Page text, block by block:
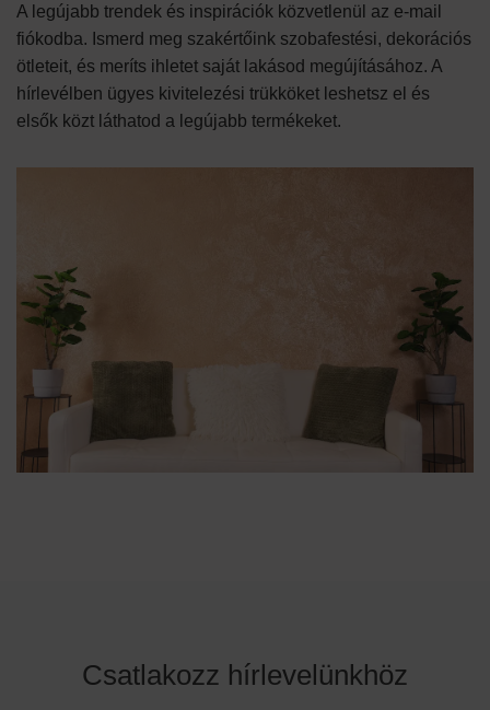
A legújabb trendek és inspirációk közvetlenül az e-mail
fiókodba. Ismerd meg szakértőink szobafestési, dekorációs
ötleteit, és meríts ihletet saját lakásod megújításához. A
hírlevélben ügyes kivitelezési trükköket leshetsz el és
elsők közt láthatod a legújabb termékeket.
Csatlakozz hírlevelünkhöz